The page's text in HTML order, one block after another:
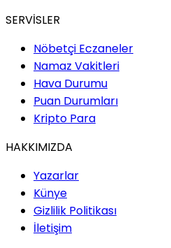
SERVİSLER
Nöbetçi Eczaneler
Namaz Vakitleri
Hava Durumu
Puan Durumları
Kripto Para
HAKKIMIZDA
Yazarlar
Künye
Gizlilik Politikası
İletişim